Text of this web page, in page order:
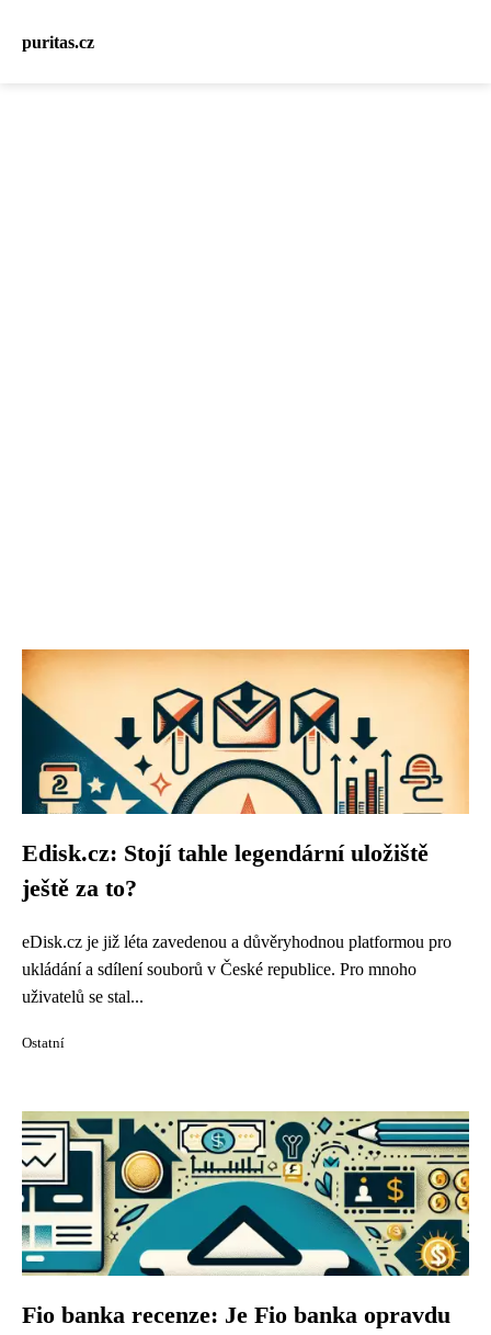
puritas.cz
Edisk.cz: Stojí tahle legendární uložiště
ještě za to?
eDisk.cz je již léta zavedenou a důvěryhodnou platformou pro
ukládání a sdílení souborů v České republice. Pro mnoho
uživatelů se stal...
Ostatní
Fio banka recenze: Je Fio banka opravdu